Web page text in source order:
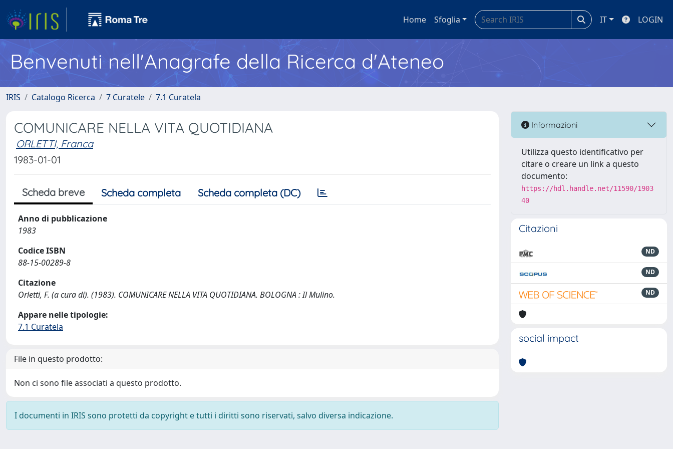
Home Sfoglia IT LOGIN
Benvenuti nell'Anagrafe della Ricerca d'Ateneo
IRIS Catalogo Ricerca 7 Curatele 7.1 Curatela
COMUNICARE NELLA VITA QUOTIDIANA
ORLETTI, Franca
1983-01-01
Scheda breve Scheda completa Scheda completa (DC)
Anno di pubblicazione
1983
Codice ISBN
88-15-00289-8
Citazione
Orletti, F. (a cura di). (1983). COMUNICARE NELLA VITA QUOTIDIANA. BOLOGNA : Il Mulino.
Appare nelle tipologie:
7.1 Curatela
File in questo prodotto:
Non ci sono file associati a questo prodotto.
I documenti in IRIS sono protetti da copyright e tutti i diritti sono riservati, salvo diversa indicazione.
Informazioni
Utilizza questo identificativo per
citare o creare un link a questo
documento:
https://hdl.handle.net/11590/1903
40
Citazioni
ND
ND
ND
social impact